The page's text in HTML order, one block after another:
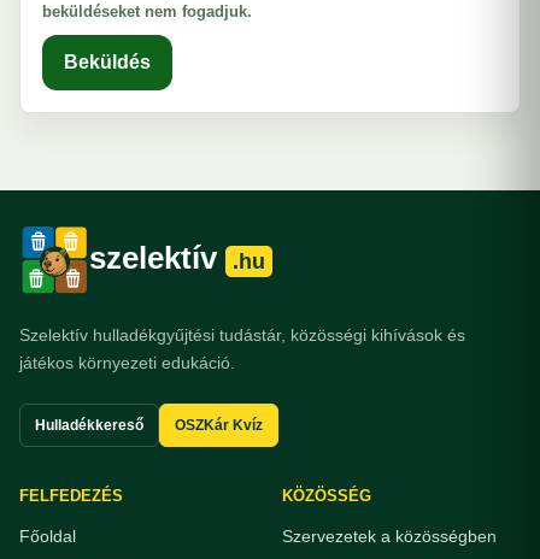
beküldéseket nem fogadjuk.
Beküldés
szelektív .hu
Szelektív hulladékgyűjtési tudástár, közösségi kihívások és
játékos környezeti edukáció.
Hulladékkereső OSZKár Kvíz
FELFEDEZÉS
Főoldal
KÖZÖSSÉG
Szervezetek a közösségben